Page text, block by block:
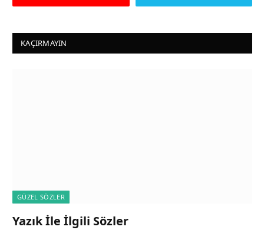
KAÇIRMAYIN
GÜZEL SÖZLER
Yazık İle İlgili Sözler